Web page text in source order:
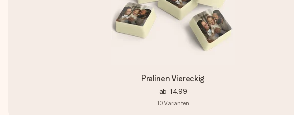
Pralinen Viereckig
ab 14,99
10Varianten